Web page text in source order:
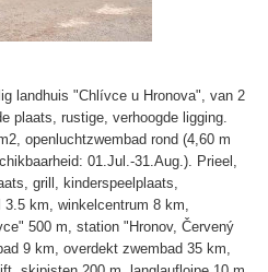
landhuis "Chlívce u Hronova", van 2
plaats, rustige, verhoogde ligging.
openluchtzwembad rond (4,60 m
01.Jul.-31.Aug.). Prieel,
grill, kinderspeelplaats,
km, winkelcentrum 8 km,
500 m, station "Hronov, Červený
9 km, overdekt zwembad 35 km,